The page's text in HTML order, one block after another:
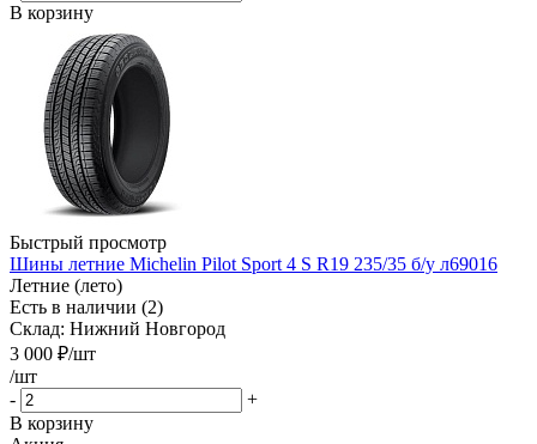
В корзину
Быстрый просмотр
Шины летние Michelin Pilot Sport 4 S R19 235/35 б/у л69016
Летние (лето)
Есть в наличии (2)
Склад: Нижний Новгород
3 000 ₽/шт
/шт
-
+
В корзину